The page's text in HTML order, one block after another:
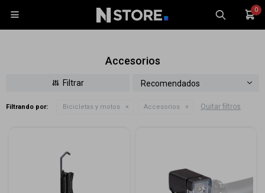
0

Accesorios
Recomendados
Filtrando por: Bicicletas y motos Accesorios Quitar filtros